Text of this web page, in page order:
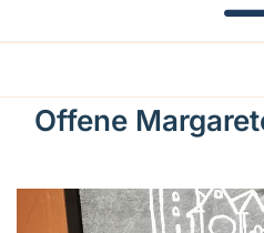
Offene